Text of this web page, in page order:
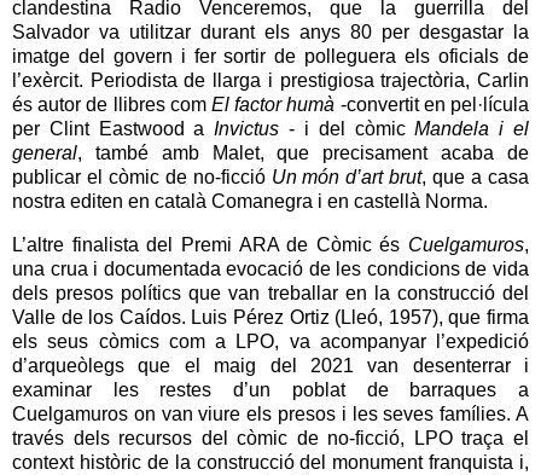
clandestina Radio Venceremos, que la guerrilla del
Salvador va utilitzar durant els anys 80 per desgastar la
imatge del govern i fer sortir de polleguera els oficials de
l’exèrcit. Periodista de llarga i prestigiosa trajectòria, Carlin
és autor de llibres com El factor humà -convertit en pel·lícula
per Clint Eastwood aInvictus - i del còmicMandela i el
general, també amb Malet, que precisament acaba de
publicar el còmic de no-ficció Un món d’art brut, que a casa
nostra editen en català Comanegra i en castellà Norma.
L’altre finalista del Premi ARA de Còmic és Cuelgamuros,
una crua i documentada evocació de les condicions de vida
dels presos polítics que van treballar en la construcció del
Valle de los Caídos. Luis Pérez Ortiz (Lleó, 1957), que firma
els seus còmics com a LPO, va acompanyar l’expedició
d’arqueòlegs que el maig del 2021 van desenterrar i
examinar les restes d’un poblat de barraques a
Cuelgamuros on van viure els presos i les seves famílies. A
través dels recursos del còmic de no-ficció, LPO traça el
context històric de la construcció del monument franquista i,